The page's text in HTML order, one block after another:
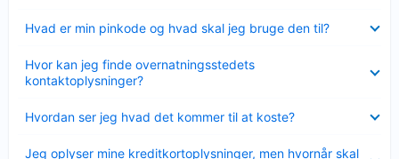
Hvad er min pinkode og hvad skal jeg bruge den til?
Hvor kan jeg finde overnatningsstedets
kontaktoplysninger?
Hvordan ser jeg hvad det kommer til at koste?
Jeg oplyser mine kreditkortoplysninger, men hvornår skal